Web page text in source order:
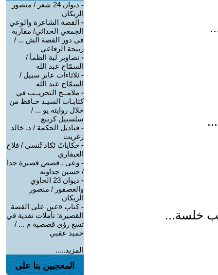
خلسة...
-
ديوان 24 شعر / منصور
الريكان
- القصة الشاعرة والوعي
الجمعي الحداثي/ مقاربة
في دور القصة الش ... /
ربيحة الرفاعي
- تصاوير لية الظمأ /
السمّاح عبد الله
- ثلاثاءات عابر سبيل /
السمّاح عبد الله
- ملامــح التجريــب في
كتابـات السيـد حـافظ من
خلال روايته يو ... /
سلسبيل كريبع
- قناديل الحكمة / د. خالد
زغريت
- حكاياتْ تَكاد تُنسى / فلاح
العيفاري
- وعي ـ قصص قصيرة جدا
/ حسين جداونه
-
ديوان 23 الحاوي
والعصفور / منصور
الريكان
-كتاب «عين على القصة
القصيرة: تأملات نقدية في
تسع رؤى قصصية م ... /
حميد عقبي
المزيد.....
المعجبين بنا على